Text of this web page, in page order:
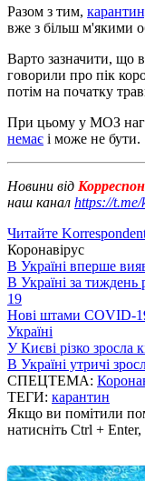
Разом з тим,
вже з більш м'якими
Варто зазначити, що в
говорили про пік
потім на початку
При цьому у МОЗ
немає і може не бути.
Новини від
наш канал https://t.me/
Читайте
Коронавірус
В Україні вперше
В Україні за тиждень
19
Нові штами COVID-
Україні
У Києві різко зросла
В Україні утричі
СПЕЦТЕМА:
ТЕГИ: карантин
Якщо ви помітили
натисніть Ctrl +